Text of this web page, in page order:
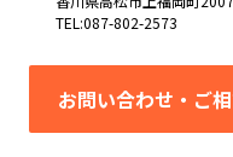
TEL:087-802-2573
お問い合わせ・ご